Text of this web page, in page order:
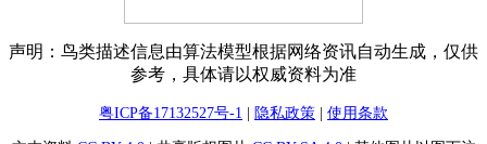
声明：鸟类描述信息由算法模型根据网络资讯自动生成，仅供
参考，具体请以权威资料为准
粤ICP备17132527号-1 隐私政策 使用条款